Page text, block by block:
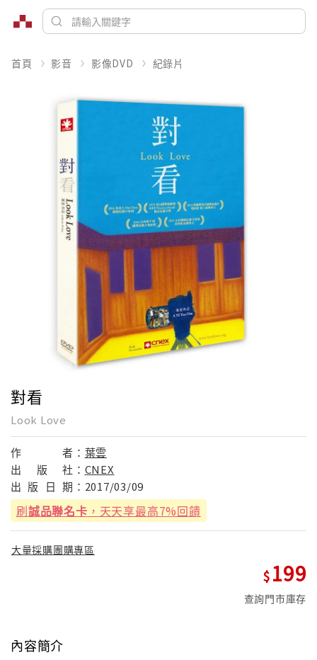
首頁 影音 影像DVD 紀錄片
對看
Look Love
作 者： 葉雲
出
版 社： CNEX
出 版 日 期： 2017/03/09
刷誠品聯名卡 ，天天享最高7%回饋
大量採購團購專區
199
查詢門市庫存
內容簡介